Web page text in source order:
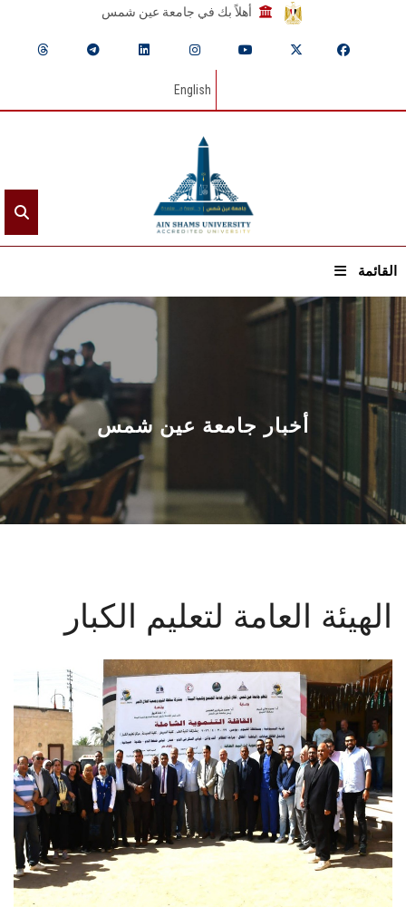
أهلاً بك في جامعة عين شمس
English
القائمة
الرئيسيـة
عن الجامعة
القطاعـات
الشئون الأكاديمية
البحث العلمي
المراكز والوحدات
الأنظمة الذكية
الإعلام
تواصل معنا
الطلاب
هيئة التدريس
أخبار جامعة عين شمس
الهيئة العامة لتعليم الكبار